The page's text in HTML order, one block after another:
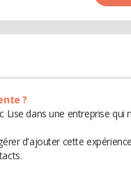
?
Lise dans une entreprise qui
d'ajouter cette